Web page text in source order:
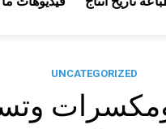
UNCATEGORIZED